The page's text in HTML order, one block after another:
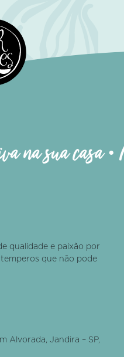
na sua casa
qualidade e paixão por
que não pode
Alvorada, Jandira – SP,